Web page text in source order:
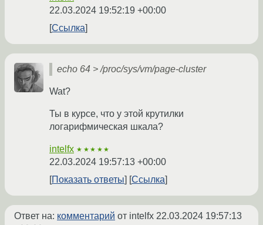
22.03.2024 19:52:19 +00:00
Ссылка
echo 64 > /proc/sys/vm/page-cluster
Wat?
Ты в курсе, что у этой крутилки
логарифмическая шкала?
intelfx ★★★★★
22.03.2024 19:57:13 +00:00
Показать ответы
Ссылка
Ответ на: комментарий от intelfx 22.03.2024 19:57:13